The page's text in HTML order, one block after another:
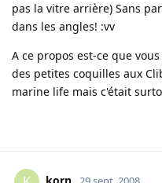
pas la vitre arrière) Sans
dans les angles! :vv
A ce propos est-ce que
des petites coquilles aux
marine life mais c'était